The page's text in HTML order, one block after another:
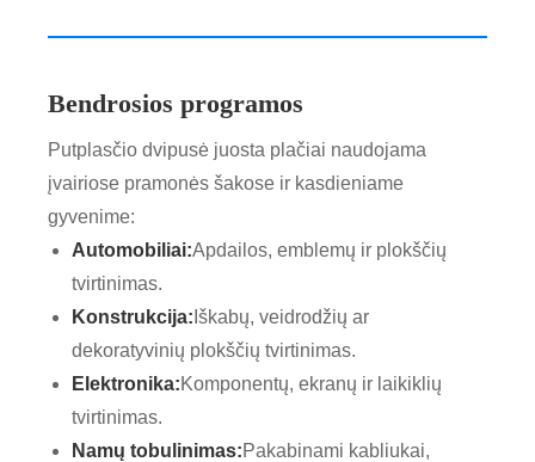
Bendrosios programos
Putplasčio dvipusė juosta plačiai naudojama
įvairiose pramonės šakose ir kasdieniame
gyvenime:
Automobiliai:Apdailos, emblemų ir plokščių
tvirtinimas.
Konstrukcija: Iškabų, veidrodžių ar
dekoratyvinių plokščių tvirtinimas.
Elektronika:Komponentų, ekranų ir laikiklių
tvirtinimas.
Namų tobulinimas:Pakabinami kabliukai,